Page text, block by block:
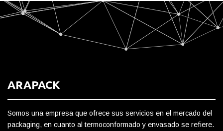
ARAPACK
Somos una empresa que ofrece sus servicios en el mercado del
packaging, en cuanto al termoconformado y envasado se refiere.